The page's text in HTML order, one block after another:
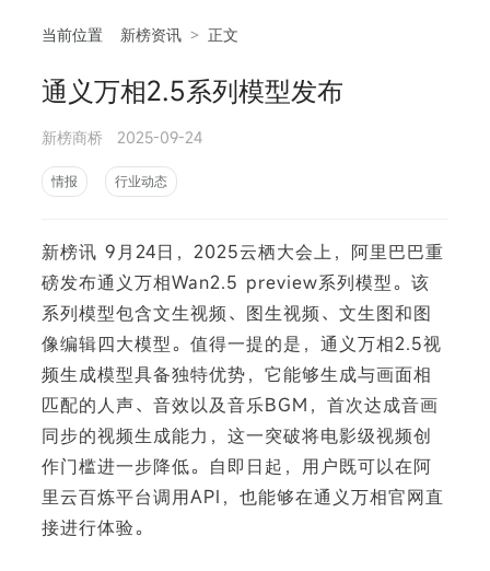
当前位置 新榜资讯 > 正文
通义万相2.5系列模型发布
新榜商桥 2025-09-24
情报 行业动态
新榜讯 9月24日，2025云栖大会上，阿里巴巴重
磅发布通义万相Wan2.5 preview系列模型。该
系列模型包含文生视频、图生视频、文生图和图
像编辑四大模型。值得一提的是，通义万相2.5视
频生成模型具备独特优势，它能够生成与画面相
匹配的人声、音效以及音乐BGM，首次达成音画
同步的视频生成能力，这一突破将电影级视频创
作门槛进一步降低。自即日起，用户既可以在阿
里云百炼平台调用API，也能够在通义万相官网直
接进行体验。